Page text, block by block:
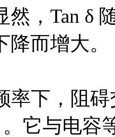
然，Tan δ
而增大。
下，阻碍
它与电容